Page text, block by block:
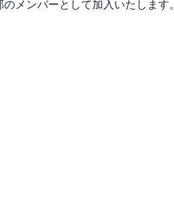
メンバーとして加入いたしま